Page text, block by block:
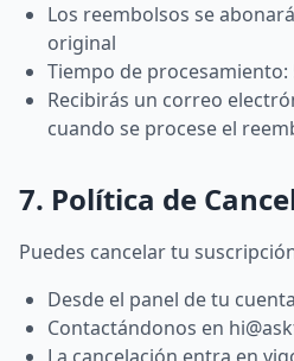
Los reembolsos se
original
Tiempo de procesamiento:
Recibirás un correo
cuando se procese el
7. Política de
Puedes cancelar tu
Desde el panel de tu cuenta
Contactándonos en